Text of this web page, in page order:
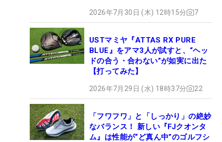
2026年7月30日 (木) 12時15分 7
USTマミヤ『ATTAS RX PURE
BLUE』をアマ3人が試すと、“ヘッ
ドの合う・合わない”が如実に出た
【打ってみた】
2026年7月29日 (水) 18時37分 22
「フワフワ」と「しっかり」の絶妙
なバランス！ 新しい『FJクオンタ
ム』は性能が“ど真ん中”のゴルフシ